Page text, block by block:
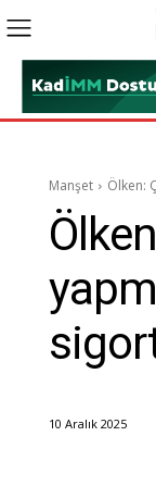
Manşet Ölken:
10 Aralık 2025